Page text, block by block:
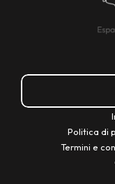
Politica di
Termini e